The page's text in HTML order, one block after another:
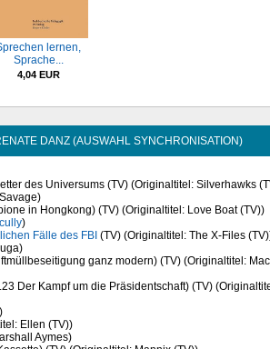
lernen,
Sprache...
4,04 EUR
DANZ (AUSWAHL SYNCHRONISATION)
des Universums (TV) (Originaltitel: Silverhawks
in Hongkong) (TV) (Originaltitel: Love Boat (TV))
)
Fälle des FBI (TV) (Originaltitel: The X-Files
ganz modern) (TV) (Originaltitel:
Der Kampf um die Präsidentschaft) (TV)
Ellen (TV))
Aymes)